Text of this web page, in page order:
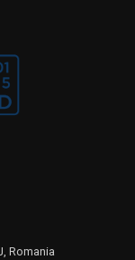
Romania